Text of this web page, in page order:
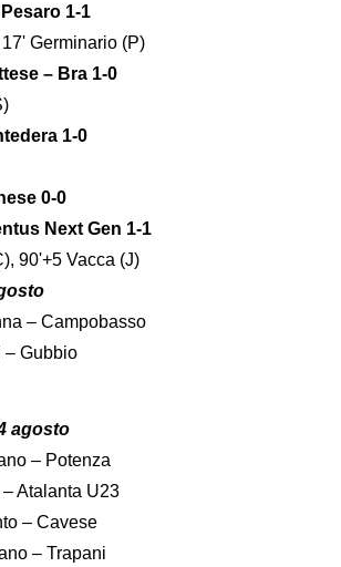
1-1
Germinario (P)
– Bra 1-0
1-0
0-0
Next Gen 1-1
90'+5 Vacca (J)
– Campobasso
– Gubbio
agosto
– Potenza
Atalanta U23
– Cavese
– Trapani